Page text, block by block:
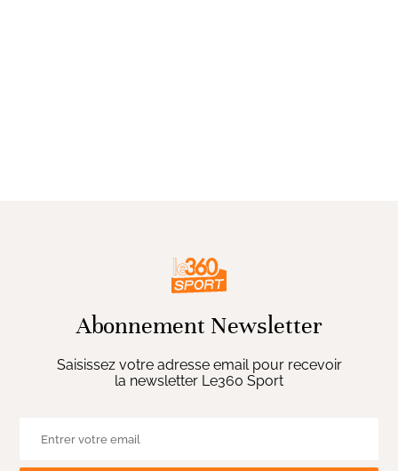
Abonnement Newsletter
Saisissez votre adresse email pour recevoir
la newsletter Le360 Sport